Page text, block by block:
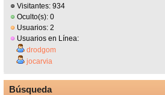
Visitantes: 934
Oculto(s): 0
Usuarios: 2
Usuarios en Línea:
drodgom
jocarvia
Búsqueda